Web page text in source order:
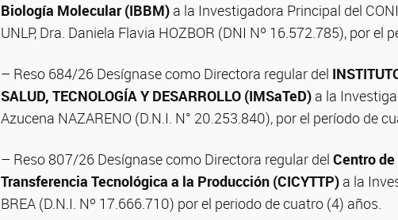
Biología Molecular (IBBM) a la Investigadora Principal del
UNLP, Dra. Daniela Flavia HOZBOR (DNI Nº 16.572.785), por el
– Reso 684/26 Desígnase como Directora regular del
SALUD, TECNOLOGÍA Y DESARROLLO (IMSaTeD) a la
Azucena NAZARENO (D.N.I. N° 20.253.840), por el período de
– Reso 807/26 Desígnase como Directora regular del Centro
Transferencia Tecnológica a la Producción (CICYTTP) a la
BREA (D.N.I. Nº 17.666.710) por el periodo de cuatro (4) años.